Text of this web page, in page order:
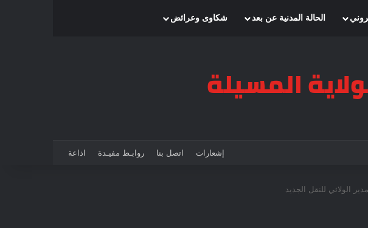
الحالة المدنية عن بعد شكاوى وعرائض
إشعارات اتصل بنا روابـط مفيـدة اذاعة
الولائي للنقل الجديد